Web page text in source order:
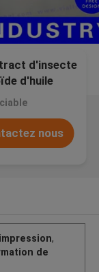
d'insecte
d'huile
nous
,
de